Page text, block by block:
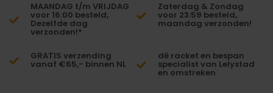
MAANDAG t/m VRIJDAG
voor 16:00 besteld,
Dezelfde dag
verzonden!*
Zaterdag & Zondag
voor 23:59 besteld,
maandag verzonden!
GRATIS verzending
vanaf €65,- binnen NL
dé racket en bespan
specialist van Lelystad
en omstreken